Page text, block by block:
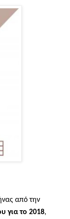
από την
για το 2018,